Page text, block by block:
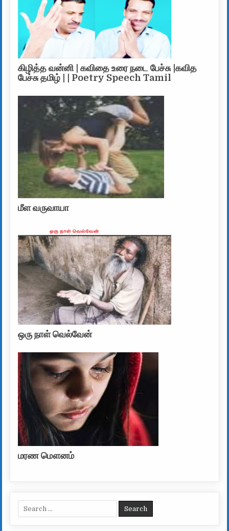
கிழித்த வன்னி | கவிதை உரை நடை பேச்சு |கவித
பேச்சு தமிழ் | | Poetry Speech Tamil
மீள வருவாயா
ஒரு நாள் வெல்வேன்
மரண மௌனம்
Search for: